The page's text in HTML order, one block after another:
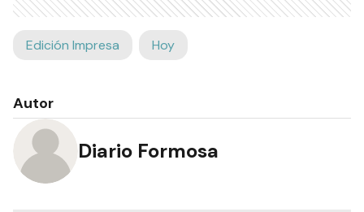
Edición Impresa Hoy
Autor
Diario Formosa